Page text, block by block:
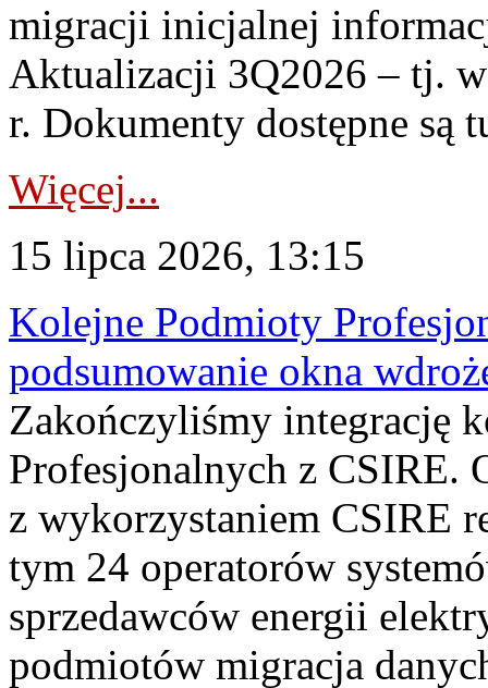
migracji inicjalnej
Aktualizacji 3Q2026 – tj.
r. Dokumenty dostępne są
Więcej...
15 lipca 2026, 13:15
Kolejne Podmioty
podsumowanie okna
Zakończyliśmy integrację
Profesjonalnych z CSIRE.
z wykorzystaniem CSIRE
tym 24 operatorów
sprzedawców energii
podmiotów migracja